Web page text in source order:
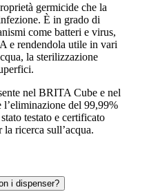
germicide che la
È in grado di
come batteri e virus,
e rendendola utile in vari
la sterilizzazione
nel BRITA Cube e nel
del 99,99%
testato e certificato
ricerca sull’acqua.
i dispenser?